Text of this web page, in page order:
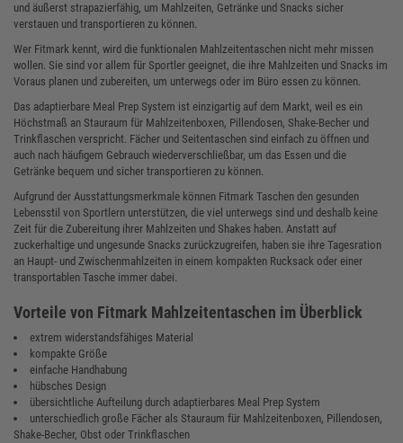
und äußerst strapazierfähig, um Mahlzeiten, Getränke und Snacks sicher
verstauen und transportieren zu können.
Wer Fitmark kennt, wird die funktionalen Mahlzeitentaschen nicht mehr missen
wollen. Sie sind vor allem für Sportler geeignet, die ihre Mahlzeiten und Snacks im
Voraus planen und zubereiten, um unterwegs oder im Büro essen zu können.
Das adaptierbare Meal Prep System ist einzigartig auf dem Markt, weil es ein
Höchstmaß an Stauraum für Mahlzeitenboxen, Pillendosen, Shake-Becher und
Trinkflaschen verspricht. Fächer und Seitentaschen sind einfach zu öffnen und
auch nach häufigem Gebrauch wiederverschließbar, um das Essen und die
Getränke bequem und sicher transportieren zu können.
Aufgrund der Ausstattungsmerkmale können Fitmark Taschen den gesunden
Lebensstil von Sportlern unterstützen, die viel unterwegs sind und deshalb keine
Zeit für die Zubereitung ihrer Mahlzeiten und Shakes haben. Anstatt auf
zuckerhaltige und ungesunde Snacks zurückzugreifen, haben sie ihre Tagesration
an Haupt- und Zwischenmahlzeiten in einem kompakten Rucksack oder einer
transportablen Tasche immer dabei.
Vorteile von Fitmark Mahlzeitentaschen im Überblick
extrem widerstandsfähiges Material
kompakte Größe
einfache Handhabung
hübsches Design
übersichtliche Aufteilung durch adaptierbares Meal Prep System
unterschiedlich große Fächer als Stauraum für Mahlzeitenboxen, Pillendosen,
Shake-Becher, Obst oder Trinkflaschen